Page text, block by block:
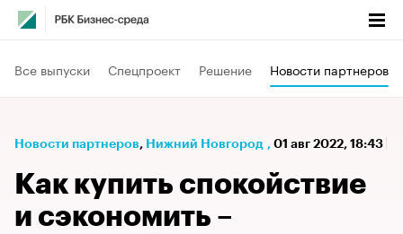
Все выпуски Спецпроект Решение Новости партнеров
Новости партнеров⁠, Нижний Новгород , 01 авг 2022, 18:43
Как купить спокойствие
и сэкономить –